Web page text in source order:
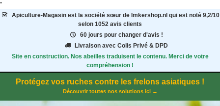
"
Apiculture-Magasinest la société sœur de Imkershop.nl qui est noté 9,2/10
selon 1052 avis clients
60 jours pour changer d'avis !
Livraison avec Colis Privé & DPD
Site en construction. Nos abeilles traduisent le contenu. Merci de votre
compréhension !
Protégez vos ruches contre les frelons asiatiques !
Découvrir toutes nos solutions ici →